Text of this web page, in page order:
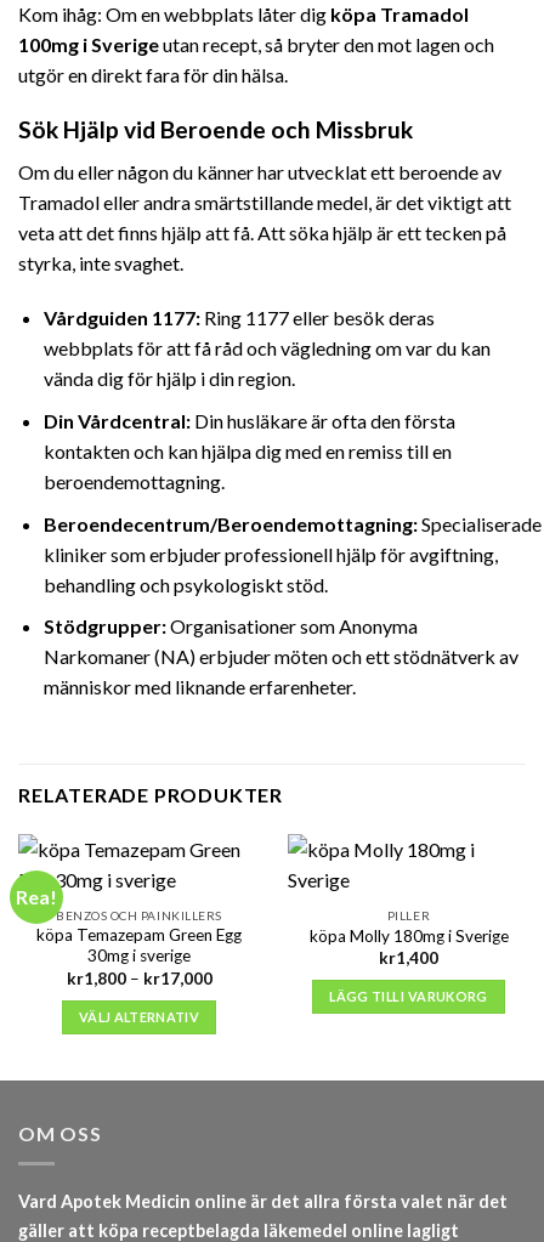
Kom ihåg: Om en webbplats låter dig köpa Tramadol
100mg i Sverigeutan recept, så bryter den mot lagen och
utgör en direkt fara för din hälsa.
Sök Hjälp vid Beroende och Missbruk
Om du eller någon du känner har utvecklat ett beroende av
Tramadol eller andra smärtstillande medel, är det viktigt att
veta att det finns hjälp att få. Att söka hjälp är ett tecken på
styrka, inte svaghet.
Vårdguiden 1177:Ring 1177 eller besök deras
webbplats för att få råd och vägledning om var du kan
vända dig för hjälp i din region.
Din Vårdcentral:Din husläkare är ofta den första
kontakten och kan hjälpa dig med en remiss till en
beroendemottagning.
Beroendecentrum/Beroendemottagning:Specialiserade
kliniker som erbjuder professionell hjälp för avgiftning,
behandling och psykologiskt stöd.
Stödgrupper:Organisationer som Anonyma
Narkomaner (NA) erbjuder möten och ett stödnätverk av
människor med liknande erfarenheter.
RELATERADE PRODUKTER
Rea!
BENZOS OCH PAINKILLERS
köpa Temazepam Green Egg
30mg i sverige
kr1,800 – kr17,000Prisintervall:
VÄLJ ALTERNATIV
PILLER
köpa Molly 180mg i Sverige
kr1,400
LÄGG TILL I VARUKORG
OM OSS
Vard Apotek Medicin online är det allra första valet när det
gäller att köpa receptbelagda läkemedel online lagligt